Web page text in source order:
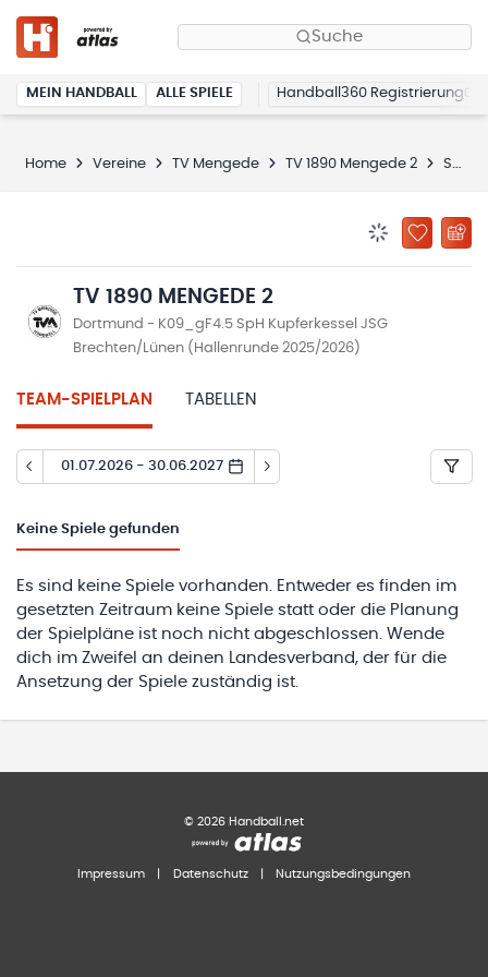
Suche
MEIN HANDBALL ALLE SPIELE Handball360 Registrierung
Home Vereine TV Mengede TV 1890 Mengede 2 Spielplan
ZU
TV 1890 MENGEDE 2
Dortmund - K09_gF4.5 SpH Kupferkessel JSG
Brechten/Lünen (Hallenrunde 2025/2026)
TEAM-SPIELPLAN TABELLEN
01.07.2026 - 30.06.2027
Keine Spiele gefunden
Es sind keine Spiele vorhanden. Entweder es finden im
gesetzten Zeitraum keine Spiele statt oder die Planung
der Spielpläne ist noch nicht abgeschlossen. Wende
dich im Zweifel an deinen Landesverband, der für die
Ansetzung der Spiele zuständig ist.
© 2026 Handball.net
Impressum Datenschutz Nutzungsbedingungen